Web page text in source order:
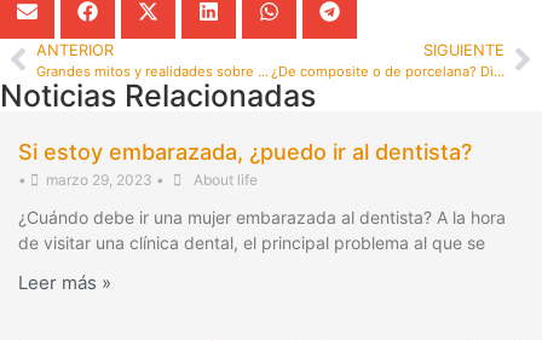
ANTERIOR
Grandes mitos y realidades sobre implantología dental
SIGUIENTE
¿De composite o de porcelana? Diferencias entre las carillas estéticas
Noticias Relacionadas
Si estoy embarazada, ¿puedo ir al dentista?
• marzo 29, 2023 • About life
¿Cuándo debe ir una mujer embarazada al dentista? A la hora
de visitar una clínica dental, el principal problema al que se
Leer más »